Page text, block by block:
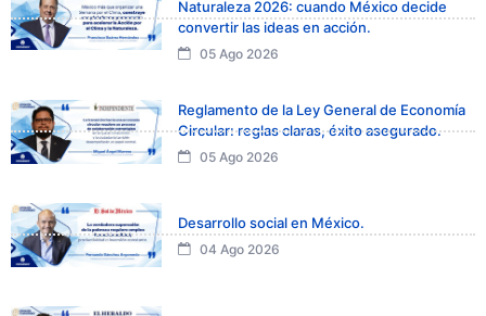
Naturaleza 2026: cuando México decide
convertir las ideas en acción.
05 Ago 2026
Reglamento de la Ley General de Economía
Circular: reglas claras, éxito asegurado.
05 Ago 2026
Desarrollo social en México.
04 Ago 2026